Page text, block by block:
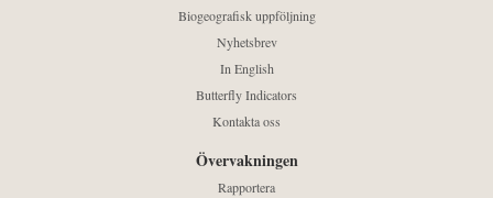
Biogeografisk uppföljning
Nyhetsbrev
In English
Butterfly Indicators
Kontakta oss
Övervakningen
Rapportera